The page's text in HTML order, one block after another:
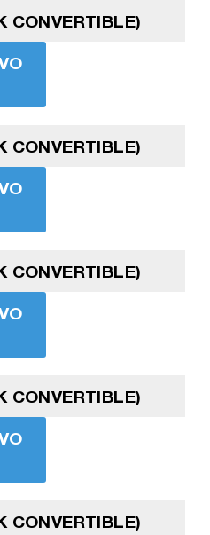
CONVERTIBLE)
CONVERTIBLE)
CONVERTIBLE)
CONVERTIBLE)
CONVERTIBLE)